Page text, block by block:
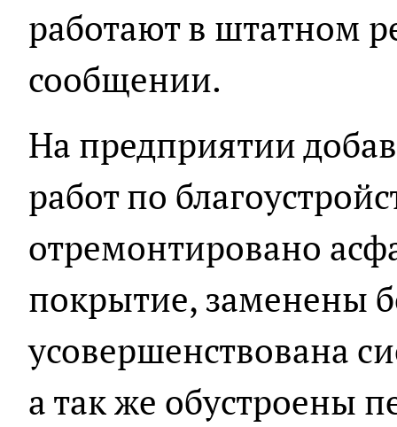
работают в штатном
сообщении.
На предприятии
работ по
отремонтировано
покрытие, заменены
усовершенствована
а так же обустроены